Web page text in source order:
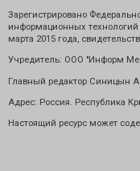
Зарегистрировано
информационных
марта 2015 года,
Учредитель: ООО "Информ
Главный редактор Синицын
Адрес: Россия. Республика
Настоящий ресурс может